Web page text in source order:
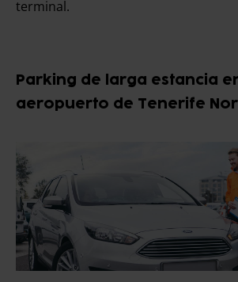
terminal.
Parking de larga estancia
aeropuerto de Tenerife